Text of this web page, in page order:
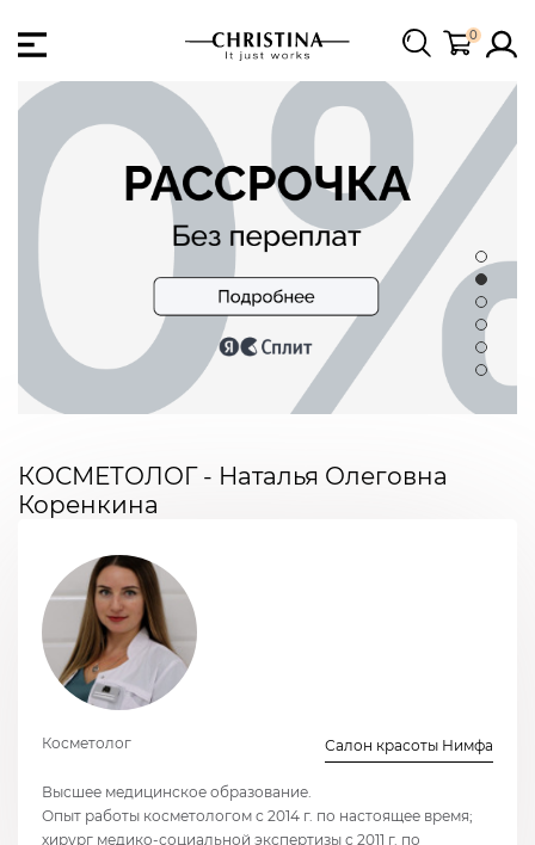
0
КОСМЕТОЛОГ - Наталья Олеговна
Коренкина
Косметолог Салон красоты Нимфа
Высшее медицинское образование.
Опыт работы косметологом с 2014 г. по настоящее время;
хирург медико-социальной экспертизы с 2011 г. по